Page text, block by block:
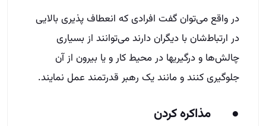
در واقع می‌توان گفت افرادی که انعطاف پذیری بالایی
در ارتباط‌شان با دیگران دارند می‌توانند از بسیاری
چالش‌ها و درگیری‎ها در محیط کار و یا بیرون از آن
جلوگیری کنند و مانند یک رهبر قدرتمند عمل نمایند.
● مذاکره کردن